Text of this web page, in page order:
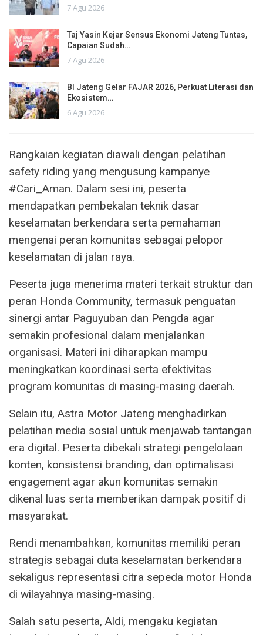
7 Agu 2026
Taj Yasin Kejar Sensus Ekonomi Jateng Tuntas,
Capaian Sudah…
7 Agu 2026
BI Jateng Gelar FAJAR 2026, Perkuat Literasi dan
Ekosistem…
6 Agu 2026
Rangkaian kegiatan diawali dengan pelatihan
safety riding yang mengusung kampanye
#Cari_Aman. Dalam sesi ini, peserta
mendapatkan pembekalan teknik dasar
keselamatan berkendara serta pemahaman
mengenai peran komunitas sebagai pelopor
keselamatan di jalan raya.
Peserta juga menerima materi terkait struktur dan
peran Honda Community, termasuk penguatan
sinergi antar Paguyuban dan Pengda agar
semakin profesional dalam menjalankan
organisasi. Materi ini diharapkan mampu
meningkatkan koordinasi serta efektivitas
program komunitas di masing-masing daerah.
Selain itu, Astra Motor Jateng menghadirkan
pelatihan media sosial untuk menjawab tantangan
era digital. Peserta dibekali strategi pengelolaan
konten, konsistensi branding, dan optimalisasi
engagement agar akun komunitas semakin
dikenal luas serta memberikan dampak positif di
masyarakat.
Rendi menambahkan, komunitas memiliki peran
strategis sebagai duta keselamatan berkendara
sekaligus representasi citra sepeda motor Honda
di wilayahnya masing-masing.
Salah satu peserta, Aldi, mengaku kegiatan